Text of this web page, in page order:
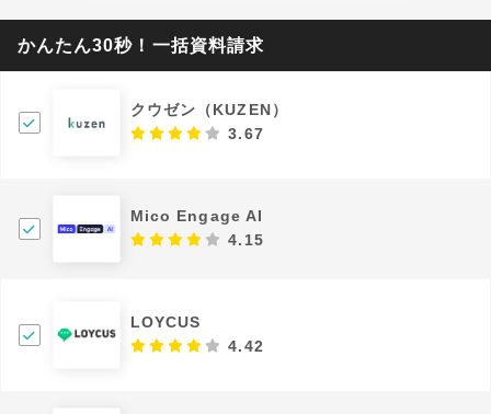
かんたん30秒！一括資料請求
クウゼン（KUZEN）
3.67
Mico Engage AI
4.15
LOYCUS
4.42